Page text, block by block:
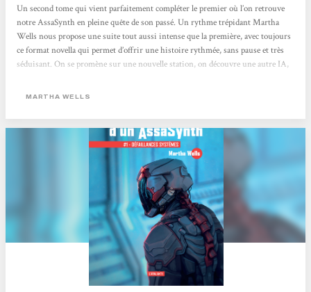
Un second tome qui vient parfaitement compléter le premier où l’on retrouve
notre AssaSynth en pleine quête de son passé. Un rythme trépidant Martha
Wells nous propose une suite tout aussi intense que la première, avec toujours
ce format novella qui permet d’offrir une histoire rythmée, sans pause et très
séduisant. On se promène sur une nouvelle station, on découvre une autre IA,
fonctionne de nouveau entre un héros que l’on a envie de suivre, un univers
MARTHA WELLS